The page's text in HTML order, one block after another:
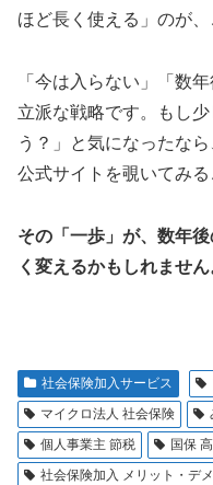
ほど長く使える」のが、
「今は入らない」「数
立派な戦略です。もし
う？」と気になったな
公式サイトを覗いてみる
その「一歩」が、数年
く変えるかもしれません
社会保険加入サービス
マイクロ法人 社会保険
個人事業主 節税
国保
社会保険加入 メリット・デ